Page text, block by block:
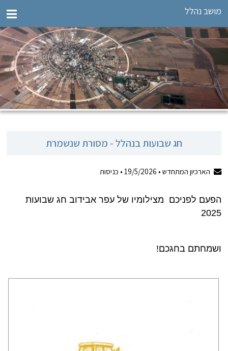
מושב נהלל
חג שבועות בנהלל - מסורת שנשמרת
הארכיון המתחדש • 19/5/2026
• כניסות
הפעם לפניכם מצילומיו של עפר אבידוב חג שבועות
2025
ושמחתם בחגכם!